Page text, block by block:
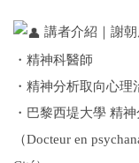
講者介紹｜謝
・精神科醫師
・精神分析取向心理
・巴黎西堤大學 精
（Docteur en